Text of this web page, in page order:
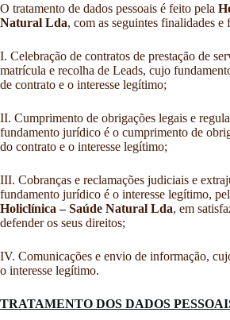
O tratamento de dados pessoais é feito pela
Natural Lda, com as seguintes finalidades e
I. Celebração de contratos de prestação de
matrícula e recolha de Leads, cujo
de contrato e o interesse legítimo;
II. Cumprimento de obrigações legais e
fundamento jurídico é o cumprimento de
do contrato e o interesse legítimo;
III. Cobranças e reclamações judiciais e
fundamento jurídico é o interesse legítimo,
Holiclínica – Saúde Natural Lda, em
defender os seus direitos;
IV. Comunicações e envio de informação,
o interesse legítimo.
TRATAMENTO DOS DADOS